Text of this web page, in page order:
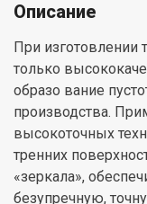
Описание
При изготовлении
только
образо вание
производства.
высокоточных
тренних
«зеркала»,
безупречную,